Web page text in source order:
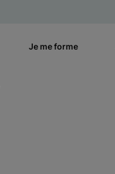
Je me forme